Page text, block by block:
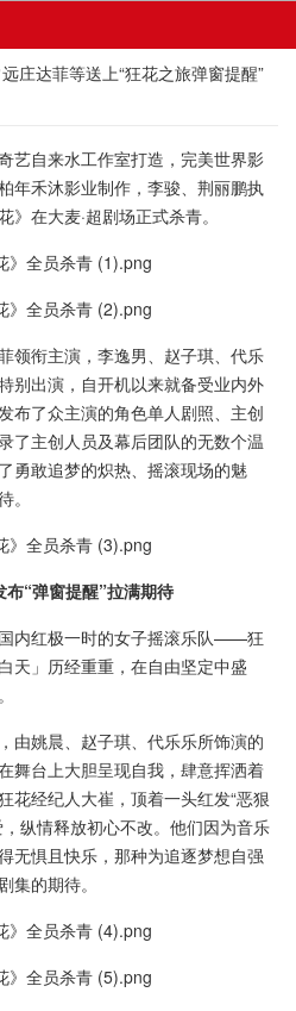
庄达菲等送上“狂花之旅弹窗提醒”
自来水工作室打造，完美世界影
年禾沐影业制作，李骏、荆丽鹏执
在大麦·超剧场正式杀青。
衔主演，李逸男、赵子琪、代乐
别出演，自开机以来就备受业内外
布了众主演的角色单人剧照、主创
了主创人员及幕后团队的无数个温
勇敢追梦的炽热、摇滚现场的魅
。
“弹窗提醒”拉满期待
红极一时的女子摇滚乐队——狂
天」历经重重，在自由坚定中盛
姚晨、赵子琪、代乐乐所饰演的
舞台上大胆呈现自我，肆意挥洒着
花经纪人大崔，顶着一头红发“恶狠
纵情释放初心不改。他们因为音乐
无惧且快乐，那种为追逐梦想自强
集的期待。